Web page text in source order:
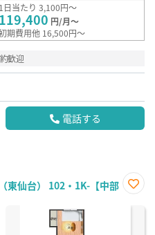
1日当たり 3,100円～
119,400 円/月～
期費用他 16,500円～
歓迎
電話する
東仙台） 102・1K-【中部
に入